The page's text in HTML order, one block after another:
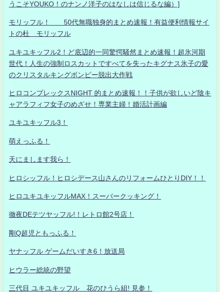
うこそYOUKO！のナンノ洋子のはなしは信じるな編）]
モリッフル！ 50代無職独身的まとめ速報！有益便利情報サイ
トの杜 モリッフル
ユキユキッフル2！ど底辺的一同驚愕騒然まとめ速報！超氷河期
世代！人生の強制ロスカットですべてを失ったキグナス氷子の愛
のクリスタルキングボンビー脱出大作戦
ヒロコンプレックスNIGHT 的まとめ速報！！子供が欲しいど陰キ
ャアラフィフ女子のめざせ！専業主婦！婚活計画編
ユキユキッフル3！
萌えっふる！
天にまします我ら！
ヒロシッフル！ヒロシデース山さんのリフォームひとりDIY！！
ヒロユキユキッフルMAX！スーパークッキング！
徹夜DEテツヤッフル!！レトロ館2号店！
剛Q超児ともっふる！
ヤナッフル ゲームだいすき6！放送局
ヒウラー総統の野望
三代目 ユキユキッフル 花のひうら組! 見参！